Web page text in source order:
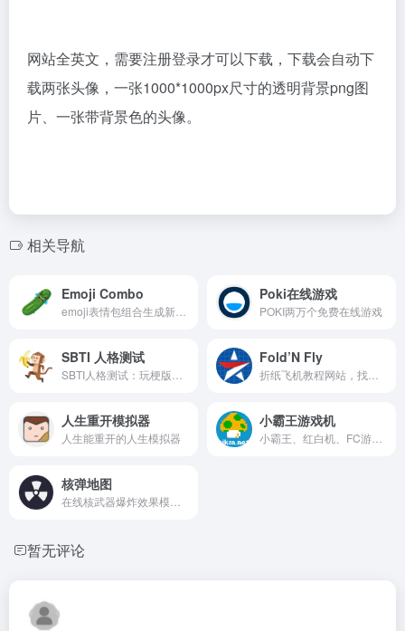
网站全英文，需要注册登录才可以下载，下载会自动下
载两张头像，一张1000*1000px尺寸的透明背景png图
片、一张带背景色的头像。
相关导航
Emoji Combo Poki在线游戏
POKI两万个免费在线游戏
SBTI 人格测试 Fold’N Fly
人生重开模拟器
人生能重开的人生模拟器
小霸王游戏机
核弹地图
暂无评论